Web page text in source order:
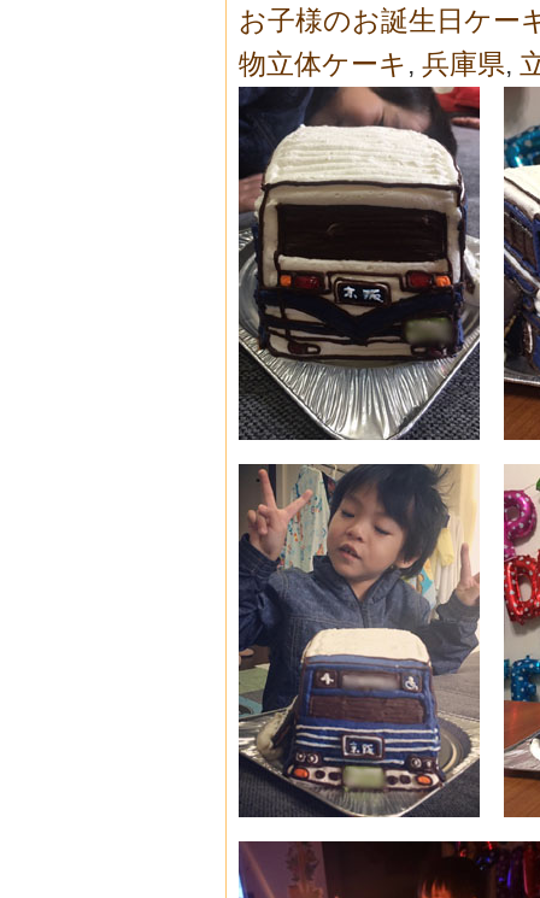
お子様のお誕生日ケー
物立体ケーキ , 兵庫県,